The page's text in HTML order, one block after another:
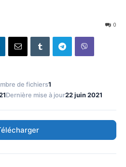
0
de fichiers1
Dernière mise à jour22 juin 2021